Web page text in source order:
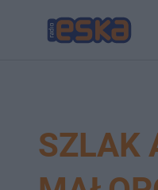
SZLAK